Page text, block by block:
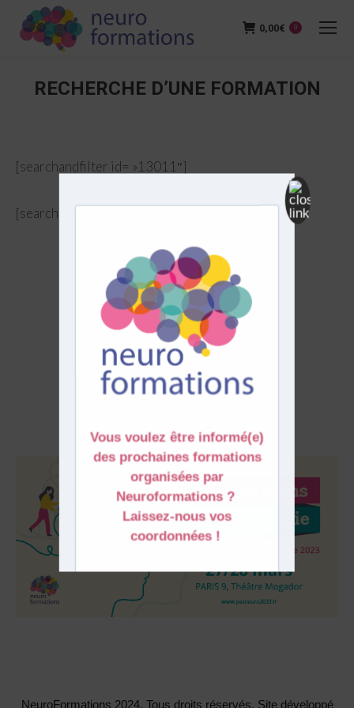
0,00€ 0
RECHERCHE D’UNE FORMATION
[searchandfilter id= »13011″]
[searchandfilter id= »13011″ show= »results »]
NeuroFormations 2024. Tous droits réservés. Site développé